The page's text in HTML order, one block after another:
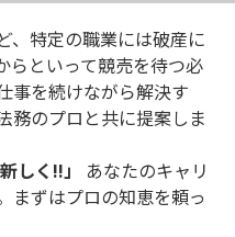
、特定の職業には破産に
らといって競売を待つ必
事を続けながら解決す
務のプロと共に提案しま
しく!!」
あなたのキャリ
まずはプロの知恵を頼っ